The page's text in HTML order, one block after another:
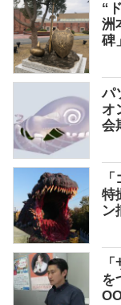
“
洲
碑」
パ
オ
会
特
ン
を